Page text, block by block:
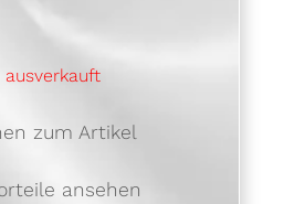
zum Artikel
ansehen